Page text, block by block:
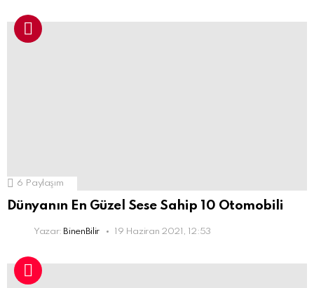
6 Paylaşım
Dünyanın En Güzel Sese Sahip 10 Otomobili
Yazar: BinenBilir 19 Haziran 2021, 12:53